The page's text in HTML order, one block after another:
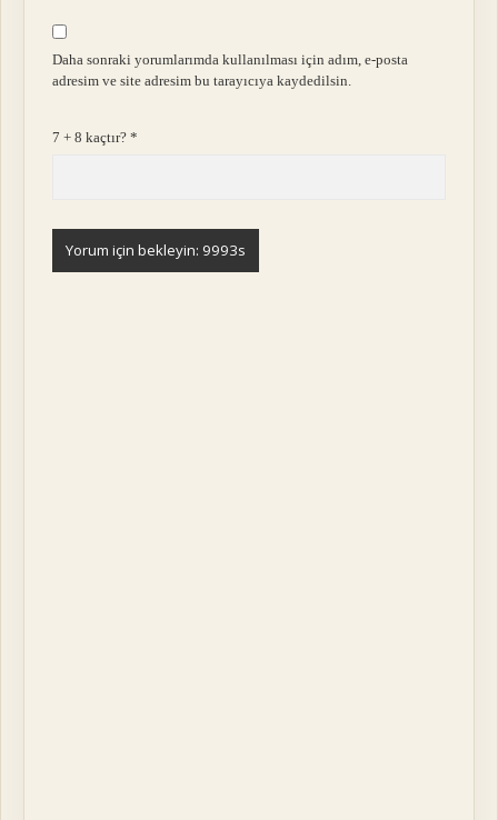
Daha sonraki yorumlarımda kullanılması için adım, e-posta
adresim ve site adresim bu tarayıcıya kaydedilsin.
7 + 8 kaçtır?*